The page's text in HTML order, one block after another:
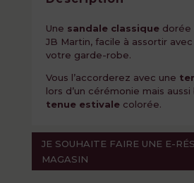
Une sandale classiquedorée
JB Martin, facile à assortir
votre garde-robe.
Vous l’accorderez avec une
lors d’un cérémonie mais
tenue estivalecolorée.
JE SOUHAITE FAIRE UNE E-
MAGASIN